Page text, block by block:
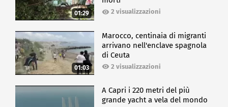
01:29 2 visualizzazioni
01:03
Marocco, centinaia di migranti
arrivano nell'enclave spagnola
di Ceuta
2 visualizzazioni
A Capri i 220 metri del più
grande yacht a vela del mondo